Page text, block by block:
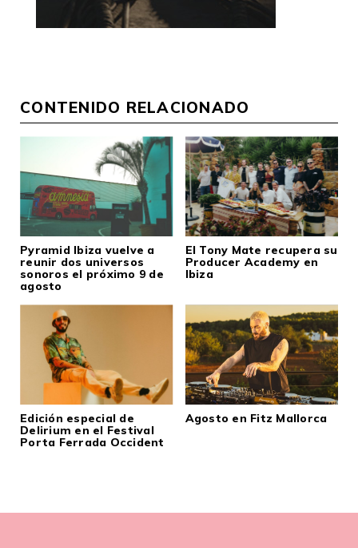
CONTENIDO RELACIONADO
Pyramid Ibiza vuelve a
reunir dos universos
sonoros el próximo 9 de
agosto
El Tony Mate recupera su
Producer Academy en
Ibiza
Edición especial de
Delirium en el Festival
Porta Ferrada Occident
Agosto en Fitz Mallorca